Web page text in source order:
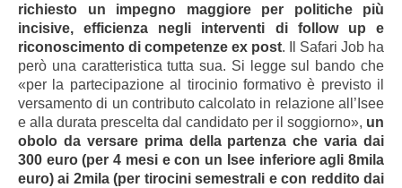
richiesto un impegno maggiore per politiche più
incisive, efficienza negli interventi di follow up e
riconoscimento di competenze ex post. Il Safari Job ha
però una caratteristica tutta sua. Si legge sul bando che
«per la partecipazione al tirocinio formativo è previsto il
versamento di un contributo calcolato in relazione all’Isee
e alla durata prescelta dal candidato per il soggiorno», un
obolo da versare prima della partenza che varia dai
300 euro (per 4 mesi e con un Isee inferiore agli 8mila
euro) ai 2mila (per tirocini semestrali e con reddito dai